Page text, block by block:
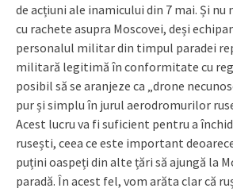
de acțiuni ale inamicului din 7 mai. Și nu
cu rachete asupra Moscovei, deși
personalul militar din timpul paradei
militară legitimă în conformitate cu
posibil să se aranjeze ca „drone
pur și simplu în jurul aerodromurilor
Acest lucru va fi suficient pentru a
rusești, ceea ce este important
puțini oaspeți din alte țări să ajungă la
paradă. În acest fel, vom arăta clar că